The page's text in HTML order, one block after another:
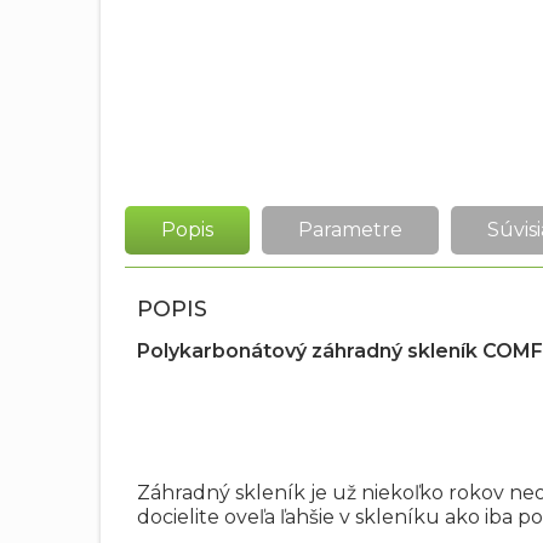
Popis Parametre
POPIS
Polykarbonátový záhradný skleník
Záhradný skleník je už niekoľko rokov
docielite oveľa ľahšie v skleníku ako iba